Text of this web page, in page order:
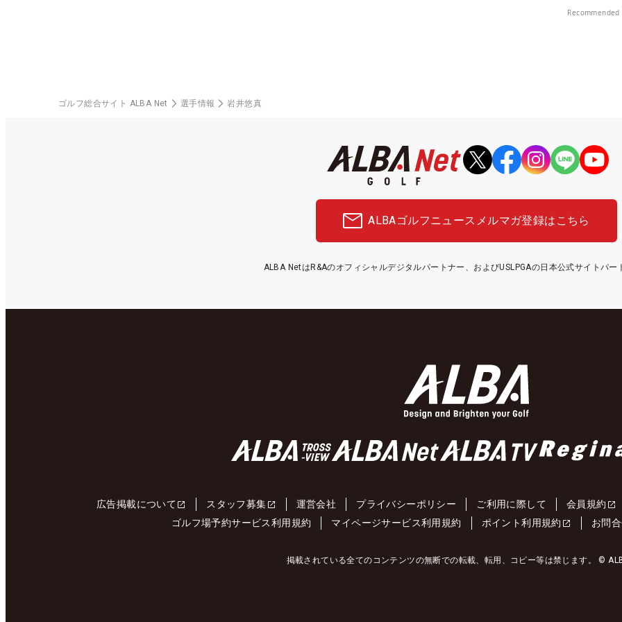
Recommended
ゴルフ総合サイト ALBA Net 選手情報 岩井悠真
ALBAゴルフニュース メルマガ登録はこちら
ALBA NetはR&Aのオフィシャルデジタルパートナー、およびUSLPGAの日本公式サイトパー
広告掲載について スタッフ募集 運営会社 プライバシーポリシー ご利用に際して 会員規約
ゴルフ場予約サービス利用規約
マイページサービス利用規約 ポイント利用規約 お問
掲載されている全てのコンテンツの無断での転載、転用、コピー等は禁じます。 ©